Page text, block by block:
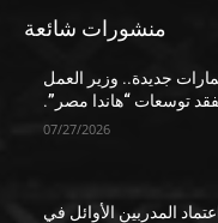
منشورات شائعة
جديدة.. وزير العمل
توسعات “هاندا مصر”.
07/27/2026
المدربين الأوائل في